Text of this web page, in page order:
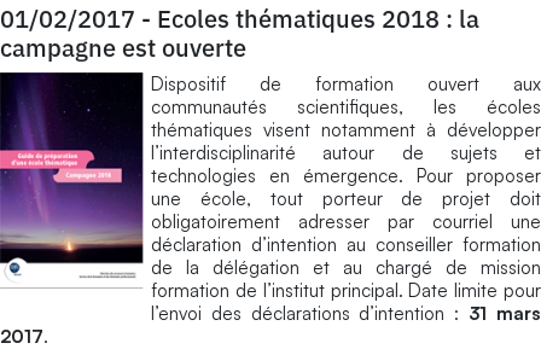
01/02/2017 - Ecoles thématiques 2018 : la
campagne est ouverte
Dispositif de formation ouvert aux
communautés scientifiques, les écoles
thématiques visent notamment à développer
l’interdisciplinarité autour de sujets et
technologies en émergence. Pour proposer
une école, tout porteur de projet doit
obligatoirement adresser par courriel une
déclaration d’intention au conseiller formation
de la délégation et au chargé de mission
formation de l’institut principal. Date limite pour
l’envoi des déclarations d’intention : 31 mars
2017.